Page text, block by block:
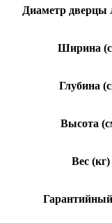
Диаметр дверцы
Ширина
Глубина
Высота
Вес (кг)